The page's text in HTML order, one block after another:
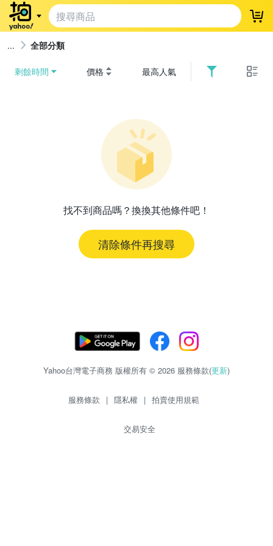
登
全部分類
剩餘時間 價格 最高人氣
找不到商品嗎？換換其他條件吧！
清除條件再搜尋
Yahoo台灣電子商務 版權所有 © 2026 服務條款(更新)
服務條款 | 隱私權 | 拍賣使用規範
交易安全